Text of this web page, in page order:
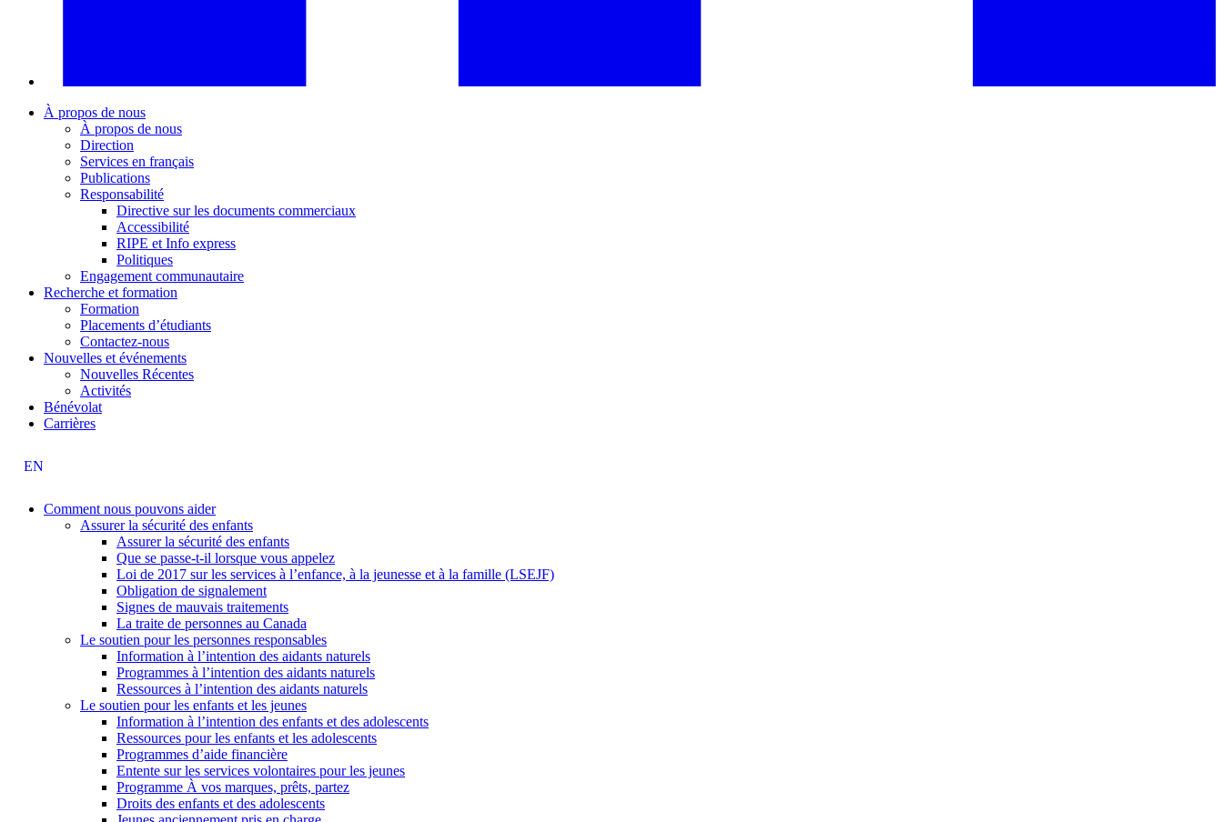
À propos de nous
À propos de nous
Direction
Services en français
Publications
Responsabilité
Directive sur les documents commerciaux
Accessibilité
RIPE et Info express
Politiques
Engagement communautaire
Recherche et formation
Formation
Placements d’étudiants
Contactez-nous
Nouvelles et événements
Nouvelles Récentes
Activités
Bénévolat
Carrières
EN
Comment nous pouvons aider
Assurer la sécurité des enfants
Assurer la sécurité des enfants
Que se passe-t-il lorsque vous appelez
Loi de 2017 sur les services à l’enfance, à la jeunesse et à la famille (LSEJF)
Obligation de signalement
Signes de mauvais traitements
La traite de personnes au Canada
Le soutien pour les personnes responsables
Information à l’intention des aidants naturels
Programmes à l’intention des aidants naturels
Ressources à l’intention des aidants naturels
Le soutien pour les enfants et les jeunes
Information à l’intention des enfants et des adolescents
Ressources pour les enfants et les adolescents
Programmes d’aide financière
Entente sur les services volontaires pour les jeunes
Programme À vos marques, prêts, partez
Droits des enfants et des adolescents